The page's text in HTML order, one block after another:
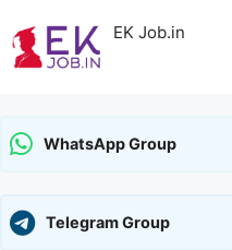
to
content
EK Job.in
WhatsApp Group
Telegram Group